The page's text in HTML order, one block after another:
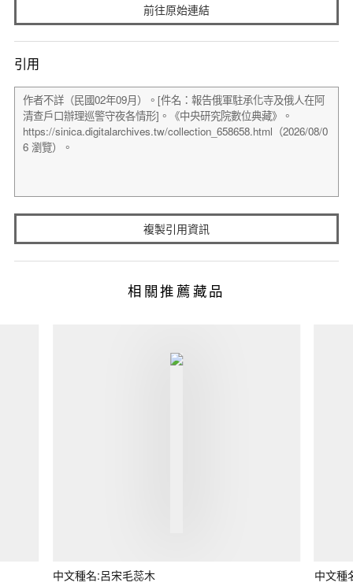
前往原始連結
引用
複製引用資訊
相關推薦藏品
中文種名:呂宋毛蕊木 中文種